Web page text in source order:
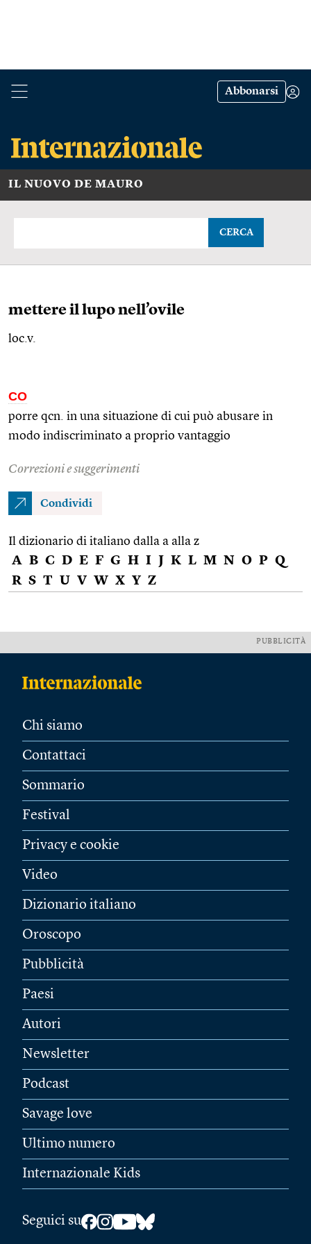
Abbonarsi
IL NUOVO DE MAURO
CERCA
mettere il lupo nell’ovile
loc.v.
CO
porre qcn. in una situazione di cui può abusare in
modo indiscriminato a proprio vantaggio
Correzioni e suggerimenti
Condividi
Il dizionario di italiano dalla a alla z
A B C D E F G H I J K L M N O P Q
R S T U V W X Y Z
PUBBLICITÀ
Chi siamo
Contattaci
Sommario
Festival
Privacy e cookie
Video
Dizionario italiano
Oroscopo
Pubblicità
Paesi
Autori
Newsletter
Podcast
Savage love
Ultimo numero
Internazionale Kids
Seguici su